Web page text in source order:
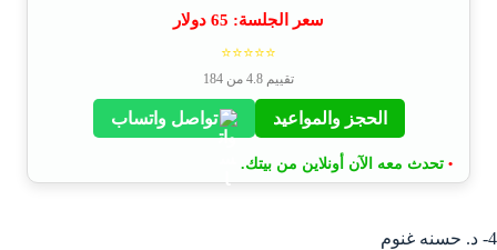
سعر الجلسة: 65 دولار
⭐⭐⭐⭐⭐
تقييم 4.8 من 184
الحجز والمواعيد تواصل واتساب
• تحدث معه الآن أونلاين من بيتك.
4- د. حسنه غنوم